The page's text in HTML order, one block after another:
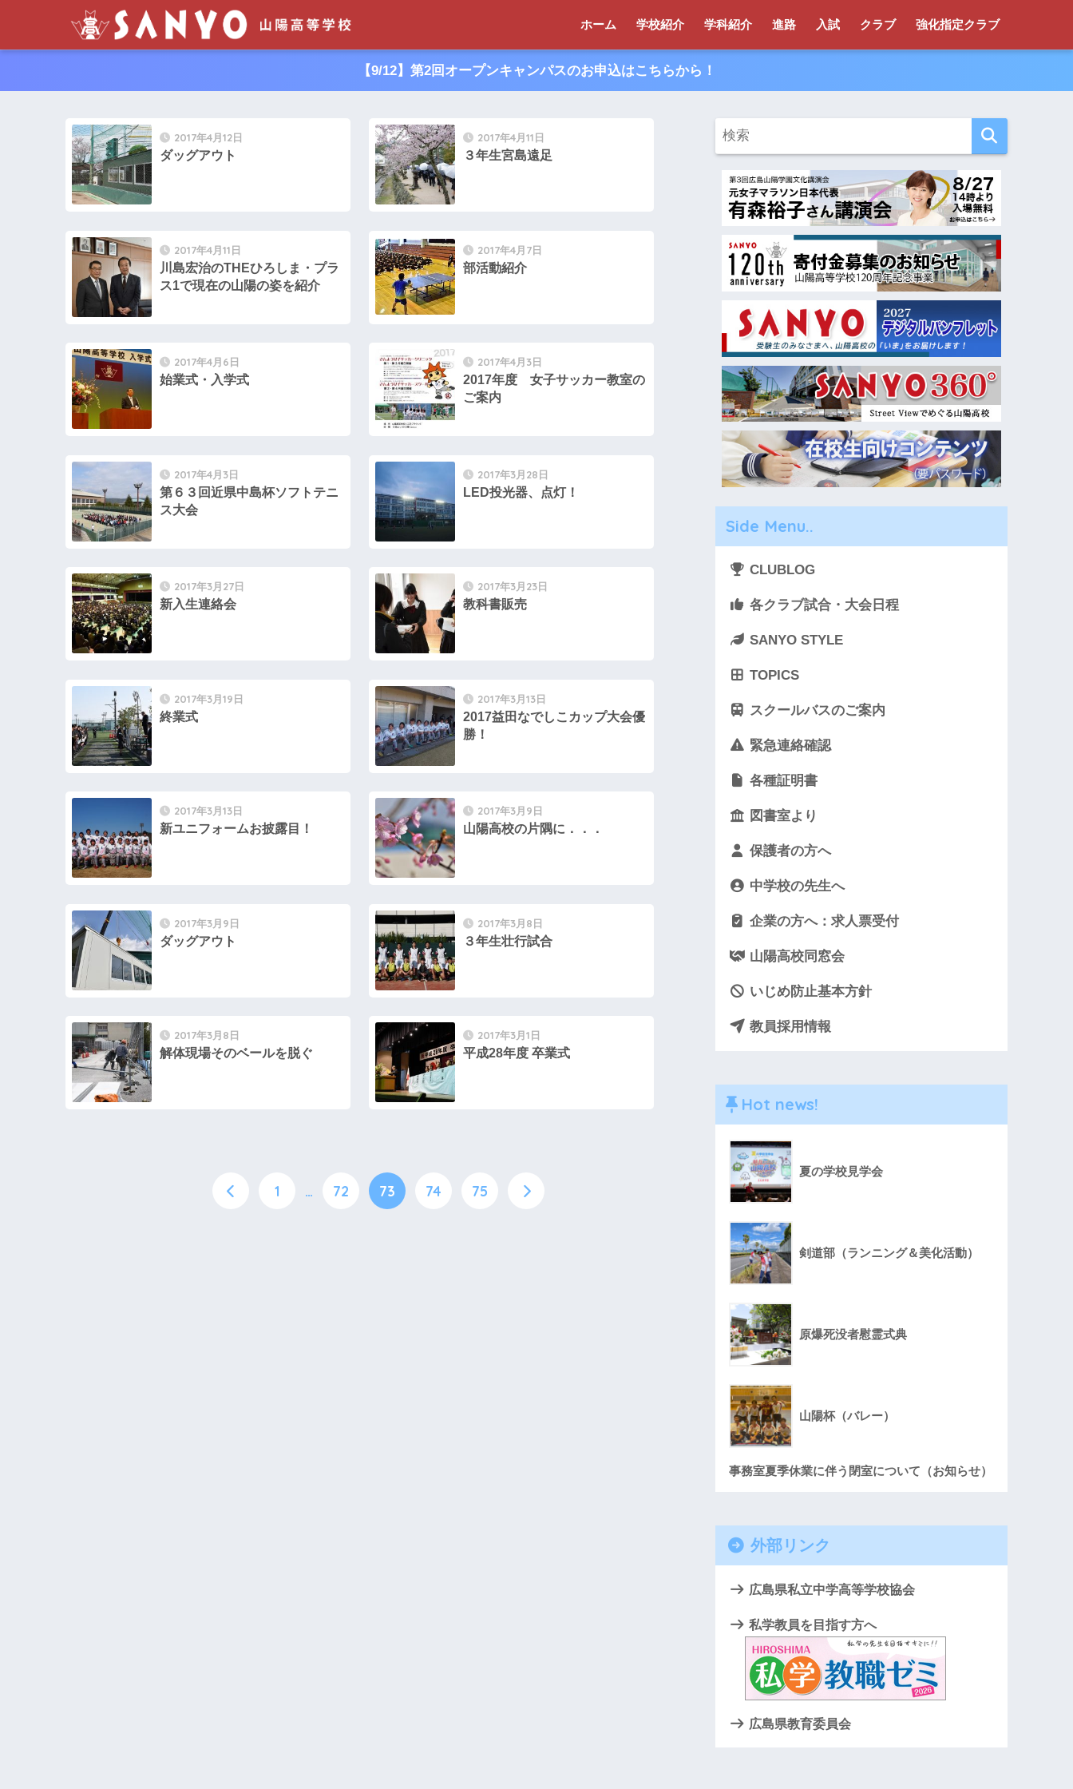
ホーム 学校紹介 学科紹介 進路 入試 クラブ 強化指定クラブ
【9/12】第2回オープンキャンパスのお申込はこちらから！
2017年4月12日
ダッグアウト
2017年4月11日
３年生宮島遠足
2017年4月11日
川島宏治のTHEひろしま・プラ
ス1で現在の山陽の姿を紹介
2017年4月7日
部活動紹介
2017年4月6日
始業式・入学式
2017年4月3日
2017年度 女子サッカー教室の
ご案内
2017年4月3日
第６３回近県中島杯ソフトテニ
ス大会
2017年3月28日
LED投光器、点灯！
2017年3月27日
新入生連絡会
2017年3月23日
教科書販売
2017年3月19日
終業式
2017年3月13日
2017益田なでしこカップ大会優
勝！
2017年3月13日
新ユニフォームお披露目！
2017年3月9日
山陽高校の片隅に．．．
2017年3月9日
ダッグアウト
2017年3月8日
３年生壮行試合
2017年3月8日
解体現場そのベールを脱ぐ
2017年3月1日
平成28年度 卒業式
1 … 72 73 74 75
Side Menu..
CLUBLOG
各クラブ試合・大会日程
SANYO STYLE
TOPICS
スクールバスのご案内
緊急連絡確認
各種証明書
図書室より
保護者の方へ
中学校の先生へ
企業の方へ：求人票受付
山陽高校同窓会
いじめ防止基本方針
教員採用情報
Hot news!
夏の学校見学会
剣道部（ランニング＆美化活動）
原爆死没者慰霊式典
山陽杯（バレー）
事務室夏季休業に伴う閉室について（お知らせ）
外部リンク
広島県私立中学高等学校協会
私学教員を目指す方へ
広島県教育委員会